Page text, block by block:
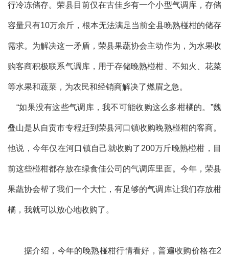
行冷冻储存。荣县目前仅在古佳乡有一个小型气调库，存储
容量只有10万余斤，根本无法满足当前全县晚熟椪柑的储存
需求。为解决这一矛盾，荣县果蔬协会主动作为，为水果收
购客商积极联系气调库，用于存储晚熟椪柑、不知火、花菜
等水果和蔬菜，为农民和经销商解决了燃眉之急。
“如果没有这些气调库，我不可能收购这么多柑橘的。”魏
叠山是从自贡市专程赶到荣县河口镇收购晚熟椪柑的客商。
他说，今年仅在河口镇自己就收购了200万斤晚熟椪柑，目
前这些椪柑都存放在绿食佳公司的气调库里面。今年，荣县
果蔬协会帮了我们一个大忙，有足够的气调库让我们存放柑
橘，我就可以放心地收购了。
据介绍，今年的晚熟椪柑行情看好，普遍收购价格在2